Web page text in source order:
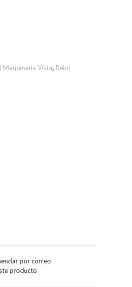
Maquinaria Vista, Reloj
por correo
producto